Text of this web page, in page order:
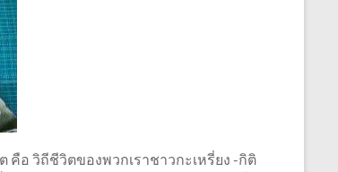
คือ วิถีชีวิตของพวกเราชาวกะเหรี่ยง -กิติ